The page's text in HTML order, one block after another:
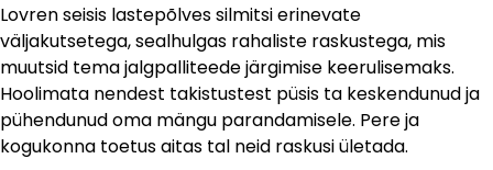
Lovren seisis lastepõlves silmitsi erinevate
väljakutsetega, sealhulgas rahaliste raskustega, mis
muutsid tema jalgpalliteede järgimise keerulisemaks.
Hoolimata nendest takistustest püsis ta keskendunud ja
pühendunud oma mängu parandamisele. Pere ja
kogukonna toetus aitas tal neid raskusi ületada.